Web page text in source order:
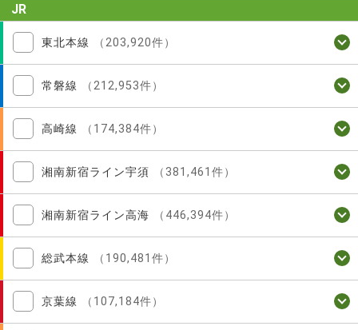
JR
東北本線 （203,920件）
常磐線 （212,953件）
高崎線 （174,384件）
湘南新宿ライン宇須 （381,461件）
湘南新宿ライン高海 （446,394件）
総武本線 （190,481件）
京葉線 （107,184件）